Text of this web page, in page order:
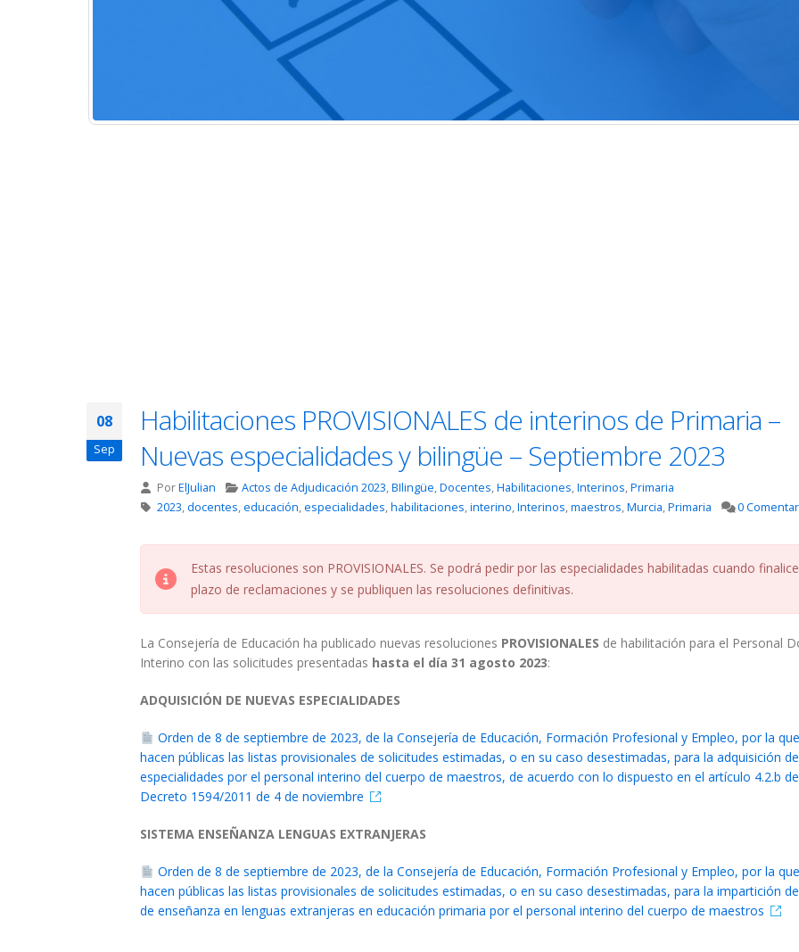
08
Sep
Habilitaciones PROVISIONALES de interinos de Primaria –
Nuevas especialidades y bilingüe – Septiembre 2023
PorElJulian Actos de Adjudicación 2023,BIlingüe,Docentes,Habilitaciones,Interinos,Primaria
2023,docentes,educación,especialidades,habilitaciones,interino,Interinos,maestros,Murcia,Primaria 0
Estas resoluciones son PROVISIONALES. Se podrá pedir por las especialidades habilitadas cuando
plazo de reclamaciones y se publiquen las resoluciones definitivas.
La Consejería de Educación ha publicado nuevas resoluciones PROVISIONALES de habilitación para el Personal
Interino con las solicitudes presentadas hasta el día 31 agosto 2023:
ADQUISICIÓN DE NUEVAS ESPECIALIDADES
Orden de 8 de septiembre de 2023, de la Consejería de Educación, Formación Profesional y Empleo, por la
hacen públicas las listas provisionales de solicitudes estimadas, o en su caso desestimadas, para la adquisición
especialidades por el personal interino del cuerpo de maestros, de acuerdo con lo dispuesto en el artículo 4.2.b
Decreto 1594/2011 de 4 de noviembre
SISTEMA ENSEÑANZA LENGUAS EXTRANJERAS
Orden de 8 de septiembre de 2023, de la Consejería de Educación, Formación Profesional y Empleo, por la
hacen públicas las listas provisionales de solicitudes estimadas, o en su caso desestimadas, para la impartición
de enseñanza en lenguas extranjeras en educación primaria por el personal interino del cuerpo de maestros